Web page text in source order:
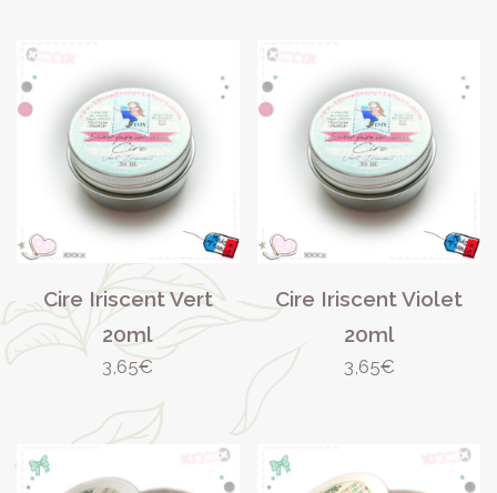
Cire Iriscent Vert
20ml
3,65€
Cire Iriscent Violet
20ml
3,65€